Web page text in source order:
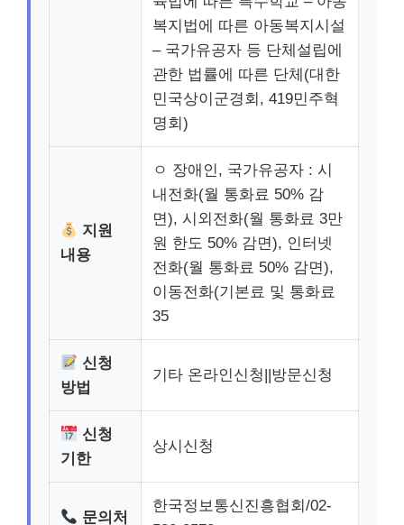
복지법에 따른 아동복지시설
– 국가유공자 등 단체설립에
관한 법률에 따른 단체(대한
민국상이군경회, 419민주혁
명회)
지원
내용
ㅇ 장애인, 국가유공자 : 시
내전화(월 통화료 50% 감
면), 시외전화(월 통화료 3만
원 한도 50% 감면), 인터넷
전화(월 통화료 50% 감면),
이동전화(기본료 및 통화료
35
신청
방법
기타 온라인신청||방문신청
신청
기한
상시신청
문의처
한국정보통신진흥협회/02-